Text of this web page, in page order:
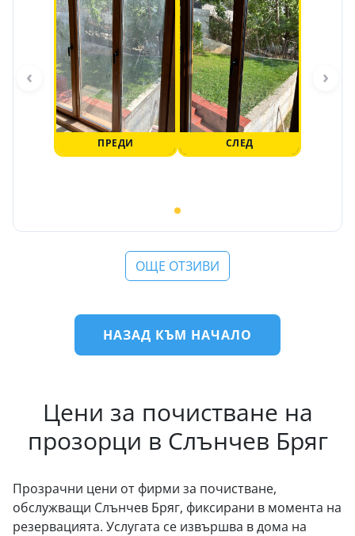
ПРЕДИ СЛЕД
‹ ›
ОЩЕ ОТЗИВИ
НАЗАД КЪМ НАЧАЛО
Цени за почистване на
прозорци в Слънчев Бряг
Прозрачни цени от фирми за почистване,
обслужващи Слънчев Бряг, фиксирани в момента на
резервацията. Услугата се извършва в дома на